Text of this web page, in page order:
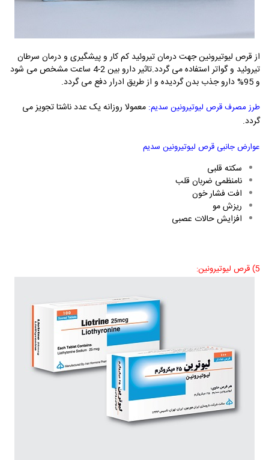
از قرص لیوتیرونین جهت درمان تیروئید کم کار و پیشگیری و درمان سرطان
تیروئید و گواتر استفاده می گردد.تاثیر دارو بین 2-4 ساعت مشخص می شود
و 95% دارو جذب بدن گردیده و از طریق ادرار دفع می گردد.
طرز مصرف قرص لیوتیرونین سدیم: معمولا روزانه یک عدد ناشتا تجویز می
گردد.
عوارض جانبی قرص لیوتیرونین سدیم
سکته قلبی
نامنظمی ضربان قلب
افت فشار خون
ریزش مو
افزایش حالات عصبی
5) قرص لیوتیرونین: